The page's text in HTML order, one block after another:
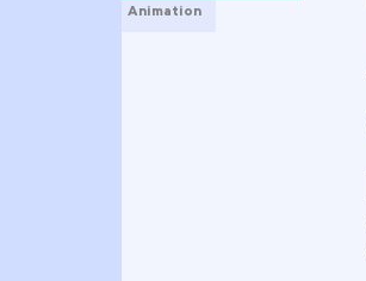
Animation